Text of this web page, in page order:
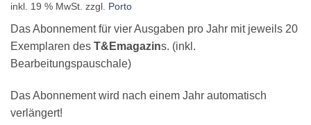
inkl. 19 % MwSt. zzgl. Porto
Das Abonnement für vier Ausgaben pro Jahr mit jeweils 20
Exemplaren des T&Emagazins. (inkl.
Bearbeitungspauschale)
Das Abonnement wird nach einem Jahr automatisch
verlängert!